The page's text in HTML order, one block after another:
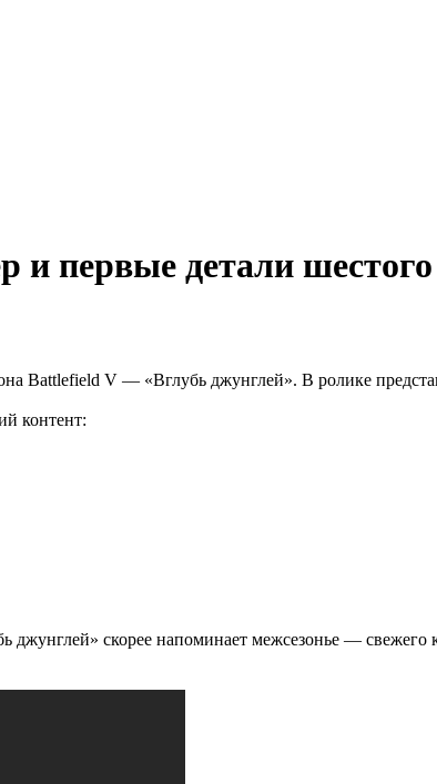
и первые детали
Battlefield V — «Вглубь джунглей». В ролике
контент:
джунглей» скорее напоминает межсезонье —